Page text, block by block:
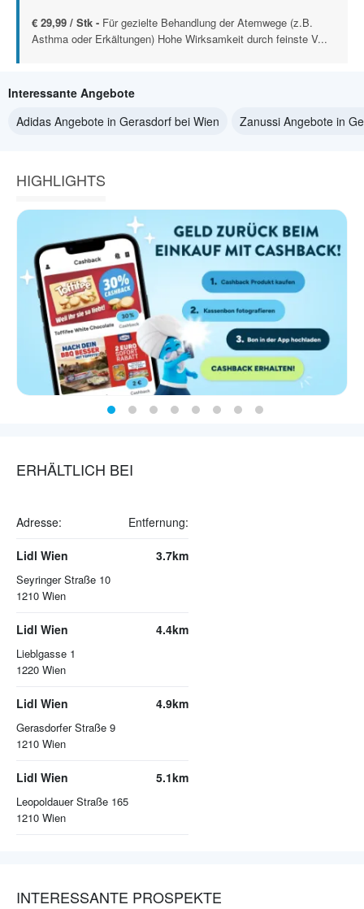
€ 29,99 / Stk - Für gezielte Behandlung der Atemwege (z.B.
Asthma oder Erkältungen) Hohe Wirksamkeit durch feinste V...
Interessante Angebote
Adidas Angebote in Gerasdorf bei Wien
Zanussi Angebote in
HIGHLIGHTS
ERHÄLTLICH BEI
Adresse: Entfernung:
Lidl Wien
Seyringer Straße 10
1210 Wien
3.7km
Lidl Wien
Lieblgasse 1
1220 Wien
4.4km
Lidl Wien
Gerasdorfer Straße 9
1210 Wien
4.9km
Lidl Wien
Leopoldauer Straße 165
1210 Wien
5.1km
INTERESSANTE PROSPEKTE